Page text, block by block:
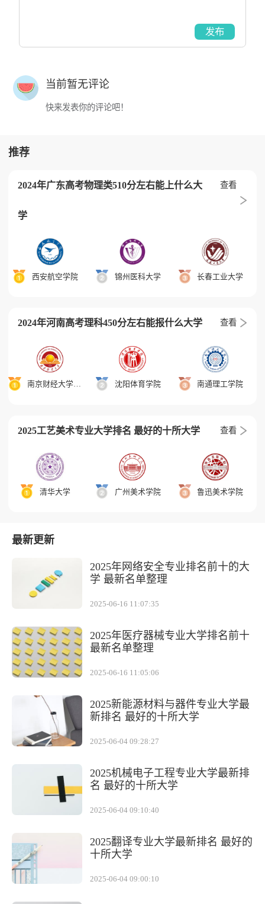
发布
当前暂无评论
快来发表你的评论吧！
推荐
2024年广东高考物理类510分左右能上什么大
学
查看
西安航空学院 锦州医科大学 长春工业大学
2024年河南高考理科450分左右能报什么大学 查看
南京财经大学红山学院 沈阳体育学院 南通理工学院
2025工艺美术专业大学排名 最好的十所大学 查看
清华大学 广州美术学院 鲁迅美术学院
最新更新
2025年网络安全专业排名前十的大
学 最新名单整理
2025-06-16 11:07:35
2025年医疗器械专业大学排名前十
最新名单整理
2025-06-16 11:05:06
2025新能源材料与器件专业大学最
新排名 最好的十所大学
2025-06-04 09:28:27
2025机械电子工程专业大学最新排
名 最好的十所大学
2025-06-04 09:10:40
2025翻译专业大学最新排名 最好的
十所大学
2025-06-04 09:00:10